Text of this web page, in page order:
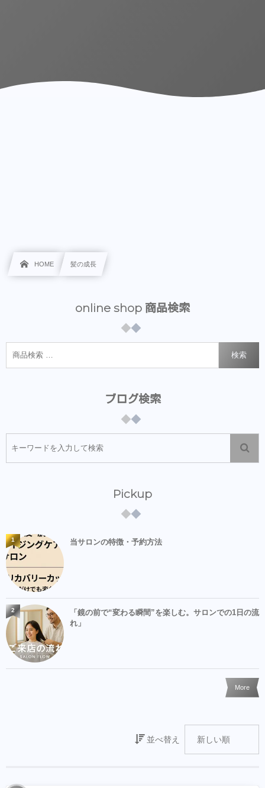
HOME 髪の成長
online shop 商品検索
検索
ブログ検索
Pickup
当サロンの特徴・予約方法
1
「鏡の前で“変わる瞬間”を楽しむ。サロンでの1日の流
れ」
2
More
並べ替え